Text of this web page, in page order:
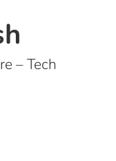
– Tech